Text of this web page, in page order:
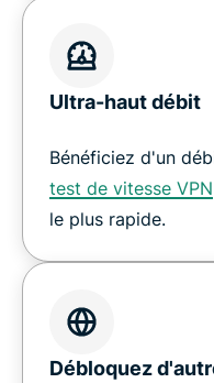
Ultra-haut débit
Bénéficiez d'un
test de vitesse VPN
le plus rapide.
Débloquez